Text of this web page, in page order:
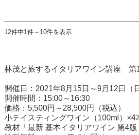
12件中1件～10件を表示
林茂と旅するイタリアワイン講座 第
開催日：2021年8月15日～9月12日（
開催時間：15:00～16:30
価格：5,500円～28,500円（税込）
小テイスティングワイン（100ml）×4
教材「最新 基本イタリアワイン 第4版